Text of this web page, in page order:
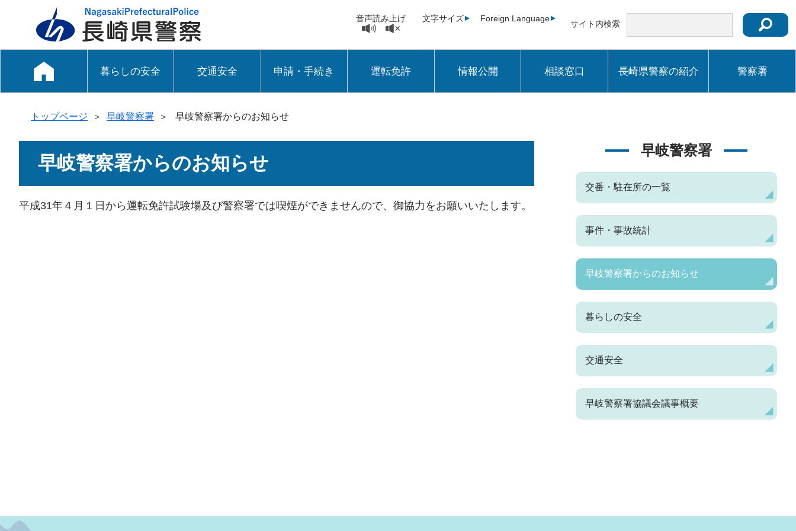
音声読み上げ 文字サイズ Foreign Language
サイト内検索
暮らしの安全 交通安全 申請・手続き 運転免許 情報公開 相談窓口 長崎県警察の紹介 警察署
トップページ ＞ 早岐警察署 ＞ 早岐警察署からのお知らせ
早岐警察署からのお知らせ
平成31年４月１日から運転免許試験場及び警察署では喫煙ができませんので、御協力をお願いいたします。
早岐警察署
交番・駐在所の一覧
事件・事故統計
早岐警察署からのお知らせ
暮らしの安全
交通安全
早岐警察署協議会議事概要